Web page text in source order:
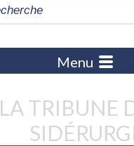
Menu
LA TRIBUNE